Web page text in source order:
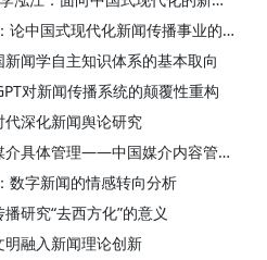
国式现代化新闻传播事业的三重逻辑
闻学自主知识体系的基本取向
对新闻传播系统的颠覆性重构
深化新闻舆论研究
体管理——中国媒介内容管理模式初探
数字新闻的情感转向分析
研究“去西方化”的意义
融入新闻理论创新